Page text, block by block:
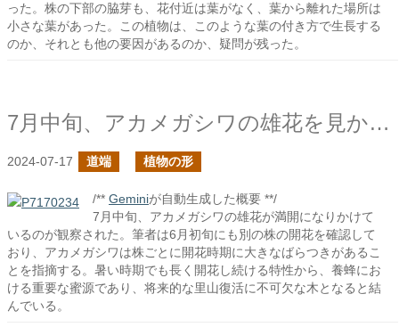
った。株の下部の脇芽も、花付近は葉がなく、葉から離れた場所は
小さな葉があった。この植物は、このような葉の付き方で生長する
のか、それとも他の要因があるのか、疑問が残った。
7月中旬、アカメガシワの雄花を見かけた
2024-07-17 道端 植物の形
/** Geminiが自動生成した概要 **/
7月中旬、アカメガシワの雄花が満開になりかけて
いるのが観察された。筆者は6月初旬にも別の株の開花を確認して
おり、アカメガシワは株ごとに開花時期に大きなばらつきがあるこ
とを指摘する。暑い時期でも長く開花し続ける特性から、養蜂にお
ける重要な蜜源であり、将来的な里山復活に不可欠な木となると結
んでいる。